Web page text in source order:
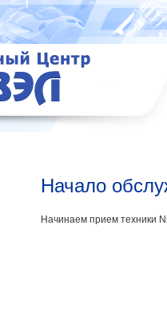
Начало
Начинаем прием техники